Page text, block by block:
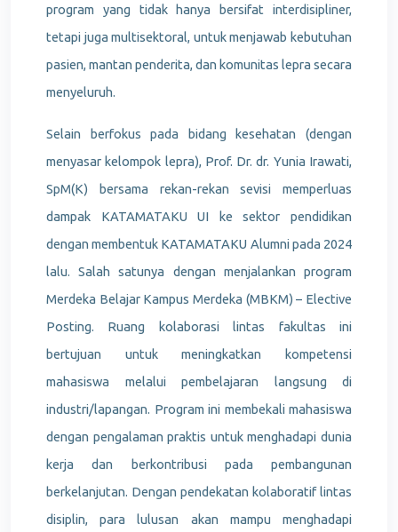
program yang tidak hanya bersifat interdisipliner,
tetapi juga multisektoral, untuk menjawab kebutuhan
pasien, mantan penderita, dan komunitas lepra secara
menyeluruh.
Selain berfokus pada bidang kesehatan (dengan
menyasar kelompok lepra), Prof. Dr. dr. Yunia Irawati,
SpM(K) bersama rekan-rekan sevisi memperluas
dampak KATAMATAKU UI ke sektor pendidikan
dengan membentuk KATAMATAKU Alumni pada 2024
lalu. Salah satunya dengan menjalankan program
Merdeka Belajar Kampus Merdeka (MBKM) – Elective
Posting. Ruang kolaborasi lintas fakultas ini
bertujuan untuk meningkatkan kompetensi
mahasiswa melalui pembelajaran langsung di
industri/lapangan. Program ini membekali mahasiswa
dengan pengalaman praktis untuk menghadapi dunia
kerja dan berkontribusi pada pembangunan
berkelanjutan. Dengan pendekatan kolaboratif lintas
disiplin, para lulusan akan mampu menghadapi